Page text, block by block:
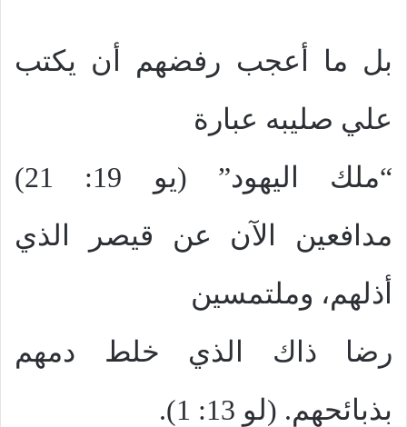
بل ما أعجب رفضهم أن يكتب
علي صليبه عبارة
“ملك اليهود” (يو 19: 21)
مدافعين الآن عن قيصر الذي
أذلهم، وملتمسين
رضا ذاك الذي خلط دمهم
بذبائحهم. (لو 13: 1).